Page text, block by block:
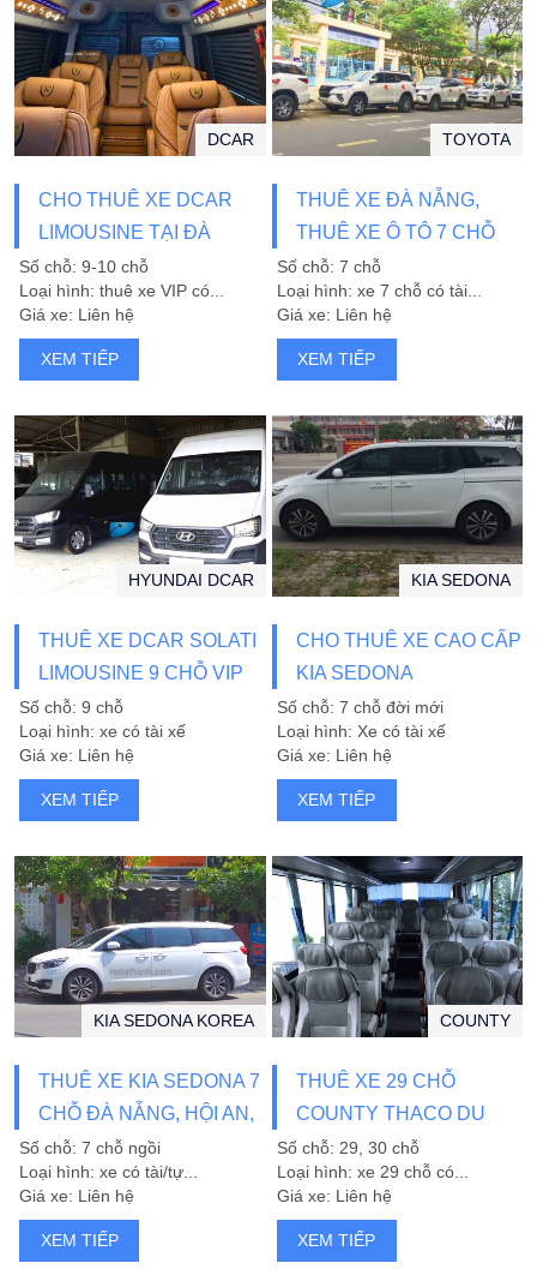
CHO THUÊ XE DCAR
LIMOUSINE TẠI ĐÀ
NẴNG
DCAR
Số chỗ: 9-10 chỗ
Loại hình: thuê xe VIP có...
Giá xe: Liên hệ
XEM TIẾP
THUÊ XE ĐÀ NẴNG,
THUÊ XE Ô TÔ 7 CHỖ
FORTUNER ĐÀ NẴNG
TOYOTA
Số chỗ: 7 chỗ
Loại hình: xe 7 chỗ có tài...
Giá xe: Liên hệ
XEM TIẾP
THUÊ XE DCAR SOLATI
LIMOUSINE 9 CHỖ VIP
VƯỢT TRỘI
HYUNDAI DCAR
Số chỗ: 9 chỗ
Loại hình: xe có tài xế
Giá xe: Liên hệ
XEM TIẾP
CHO THUÊ XE CAO CẤP
KIA SEDONA
KIA SEDONA
Số chỗ: 7 chỗ đời mới
Loại hình: Xe có tài xế
Giá xe: Liên hệ
XEM TIẾP
THUÊ XE KIA SEDONA 7
CHỖ ĐÀ NẴNG, HỘI AN,
HUẾ
KIA SEDONA KOREA
Số chỗ: 7 chỗ ngồi
Loại hình: xe có tài/tự...
Giá xe: Liên hệ
XEM TIẾP
THUÊ XE 29 CHỖ
COUNTY THACO DU
LỊCH ĐÀ NẴNG
COUNTY
Số chỗ: 29, 30 chỗ
Loại hình: xe 29 chỗ có...
Giá xe: Liên hệ
XEM TIẾP